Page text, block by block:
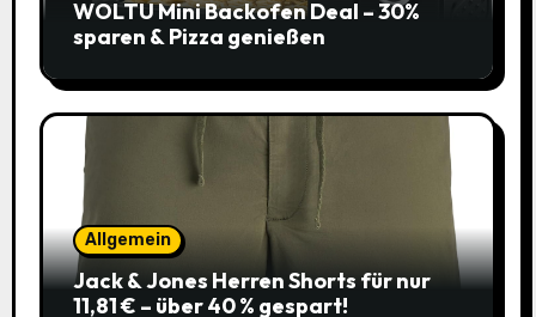
WOLTU Mini Backofen Deal – 30%
sparen & Pizza genießen
Allgemein
Jack & Jones Herren Shorts für nur
11,81 € – über 40 % gespart!